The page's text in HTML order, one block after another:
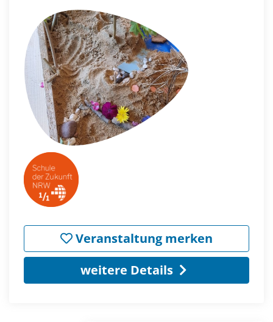
Veranstaltung merken
weitere Details